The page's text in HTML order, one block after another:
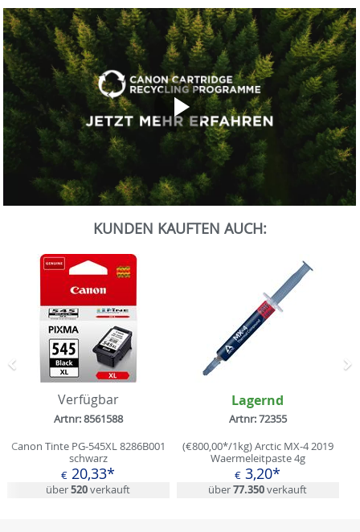
Sekunden
KUNDEN KAUFTEN AUCH:
Verfügbar
Artnr: 8561588
Canon Tinte PG-545XL 8286B001
schwarz
€ 20,33*
über520verkauft
Lagernd
Artnr: 72355
(€800,00*/1kg) Arctic MX-4 2019
Waermeleitpaste 4g
€ 3,20*
über77.350verkauft
Zurück